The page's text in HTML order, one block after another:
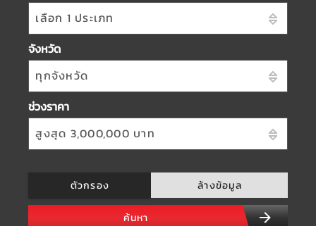
เลือก 1 ประเภท
จังหวัด
ทุกจังหวัด
ช่วงราคา
สูงสุด 3,000,000 บาท
ตัวกรอง ล้างข้อมูล
ค้นหา